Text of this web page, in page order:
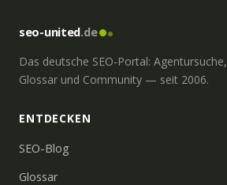
seo-united.de
Das deutsche SEO-Portal:
Glossar und Community — seit 2006.
ENTDECKEN
SEO-Blog
Glossar